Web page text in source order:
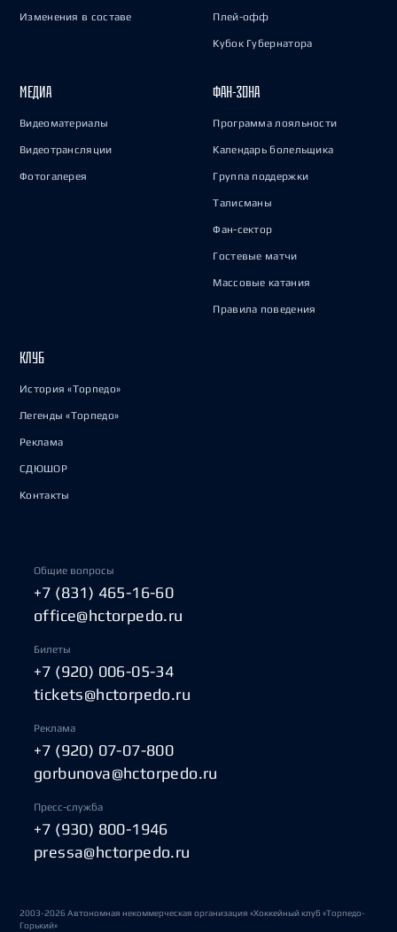
Изменения в составе Плей-офф
Кубок Губернатора
МЕДИА
Видеоматериалы
Видеотрансляции
Фотогалерея
ФАН-ЗОНА
Программа лояльности
Календарь болельщика
Группа поддержки
Талисманы
Фан-сектор
Гостевые матчи
Массовые катания
Правила поведения
КЛУБ
История «Торпедо»
Легенды «Торпедо»
Реклама
СДЮШОР
Контакты
Общие вопросы
+7 (831) 465-16-60
office@hctorpedo.ru
Билеты
+7 (920) 006-05-34
tickets@hctorpedo.ru
Реклама
+7 (920) 07-07-800
gorbunova@hctorpedo.ru
Пресс-служба
+7 (930) 800-1946
pressa@hctorpedo.ru
2003-2026 Автономная некоммерческая организация «Хоккейный клуб «Торпедо-
Горький»